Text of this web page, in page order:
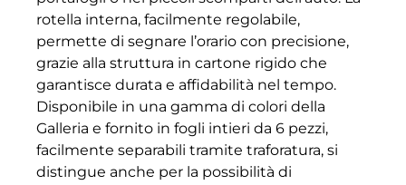
rotella interna, facilmente regolabile,
permette di segnare l’orario con precisione,
grazie alla struttura in cartone rigido che
garantisce durata e affidabilità nel tempo.
Disponibile in una gamma di colori della
Galleria e fornito in fogli intieri da 6 pezzi,
facilmente separabili tramite traforatura, si
distingue anche per la possibilità di